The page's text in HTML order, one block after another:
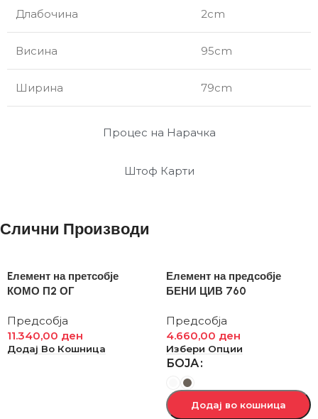
Процес на Нарачка
Штоф Карти
Длабочина 2cm
Висина 95cm
Ширина 79cm
Слични Производи
Eлемент на претсобје
КОМО П2 ОГ
Предсобја
11.340,00 ден
Додај Во Кошница
Елемент на предсобје
БЕНИ ЦИВ 760
Предсобја
4.660,00 ден
Избери Опции
БОЈА
Додај во кошница